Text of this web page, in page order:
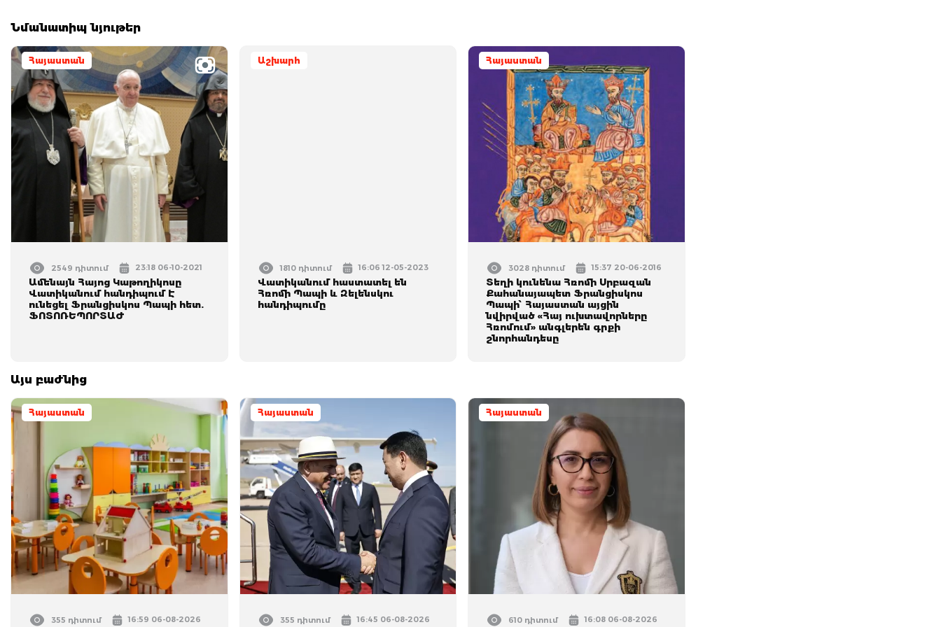
Նմանատիպ նյութեր
Հայաստան
2549 դիտում 23:18 06-10-2021
Ամենայն Հայոց Կաթողիկոսը
Վատիկանում հանդիպում Է
ունեցել Ֆրանցիսկոս Պապի հետ.
ՖՈՏՈՌԵՊՈՐՏԱԺ
Աշխարհ
1810 դիտում 16:06 12-05-2023
Վատիկանում հաստատել են
Հռոմի Պապի և Զելենսկու
հանդիպումը
Հայաստան
3028 դիտում 15:37 20-06-2016
Տեղի կունենա Հռոմի Սրբազան
Քահանայապետ Ֆրանցիսկոս
Պապի՝ Հայաստան այցին
նվիրված «Հայ ուխտավորները
Հռոմում» անգլերեն գրքի
շնորհանդեսը
Այս բաժնից
Հայաստան
355 դիտում 16:59 06-08-2026
Հայաստան
355 դիտում 16:45 06-08-2026
Հայաստան
610 դիտում 16:08 06-08-2026